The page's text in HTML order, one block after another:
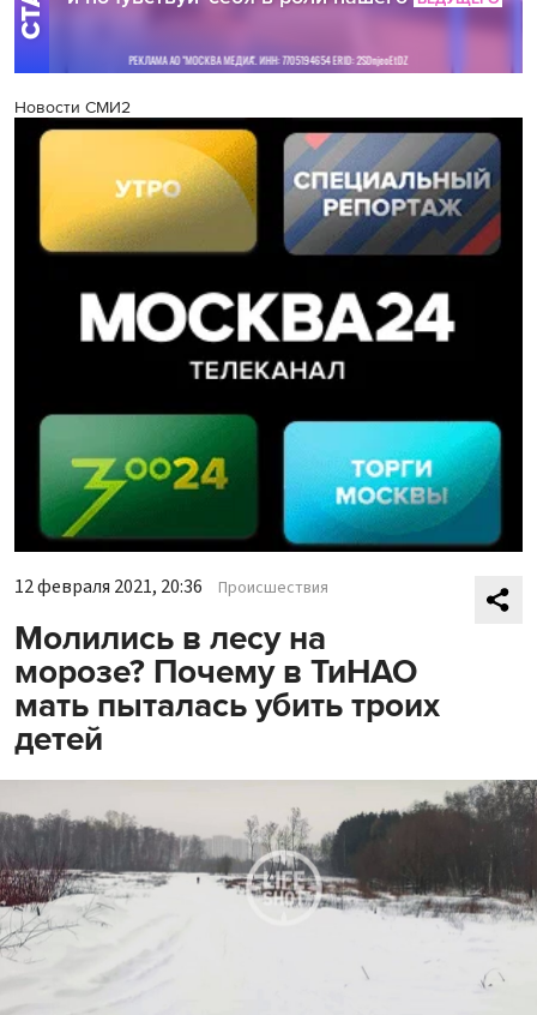
Новости СМИ2
12 февраля 2021, 20:36 Происшествия
Молились в лесу на
морозе? Почему в ТиНАО
мать пыталась убить троих
детей